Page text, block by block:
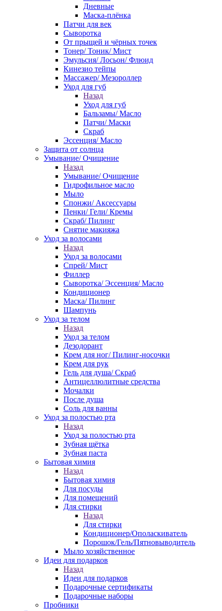
Дневные
Маска-плёнка
Патчи для век
Сыворотка
От прыщей и чёрных точек
Тонер/ Тоник/ Мист
Эмульсия/ Лосьон/ Флюид
Кинезио тейпы
Массажер/ Мезороллер
Уход для губ
Назад
Уход для губ
Бальзамы/ Масло
Патчи/ Маски
Скраб
Эссенция/ Масло
Защита от солнца
Умывание/ Очищение
Назад
Умывание/ Очищение
Гидрофильное масло
Мыло
Спонжи/ Аксессуары
Пенки/ Гели/ Кремы
Скраб/ Пилинг
Снятие макияжа
Уход за волосами
Назад
Уход за волосами
Спрей/ Мист
Филлер
Сыворотка/ Эссенция/ Масло
Кондиционер
Маска/ Пилинг
Шампунь
Уход за телом
Назад
Уход за телом
Дезодорант
Крем для ног/ Пилинг-носочки
Крем для рук
Гель для душа/ Скраб
Антицеллюлитные средства
Мочалки
После душа
Соль для ванны
Уход за полостью рта
Назад
Уход за полостью рта
Зубная щётка
Зубная паста
Бытовая химия
Назад
Бытовая химия
Для посуды
Для помещений
Для стирки
Назад
Для стирки
Кондиционер/Ополаскиватель
Порошок/Гель/Пятновыводитель
Мыло хозяйственное
Идеи для подарков
Назад
Идеи для подарков
Подарочные сертификаты
Подарочные наборы
Пробники